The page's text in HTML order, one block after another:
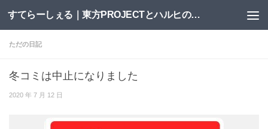
コンテンツへスキップ すてらーしぇる｜東方PROJECTとハルヒの二次創作サイト
ただの日記
冬コミは中止になりました
2020 年 7 月 12 日